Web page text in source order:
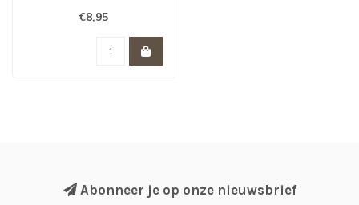
€8,95
Abonneer je op onze nieuwsbrief